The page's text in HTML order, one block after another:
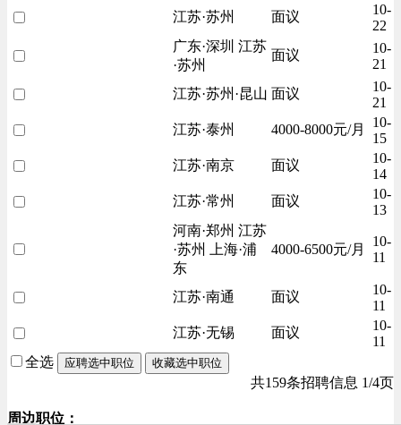
江苏·苏州 面议
10-
22
广东·深圳 江苏
·苏州
面议
10-
21
江苏·苏州·昆山 面议
10-
21
江苏·泰州
4000-8000元/月
10-
15
江苏·南京
面议
10-
14
江苏·常州
面议
10-
13
河南·郑州 江苏
·苏州 上海·浦
东
4000-6500元/月
10-
11
江苏·南通 面议
10-
11
江苏·无锡
面议
10-
11
全选
应聘选中职位 收藏选中职位
共159条招聘信息 1/4页
周边职位：